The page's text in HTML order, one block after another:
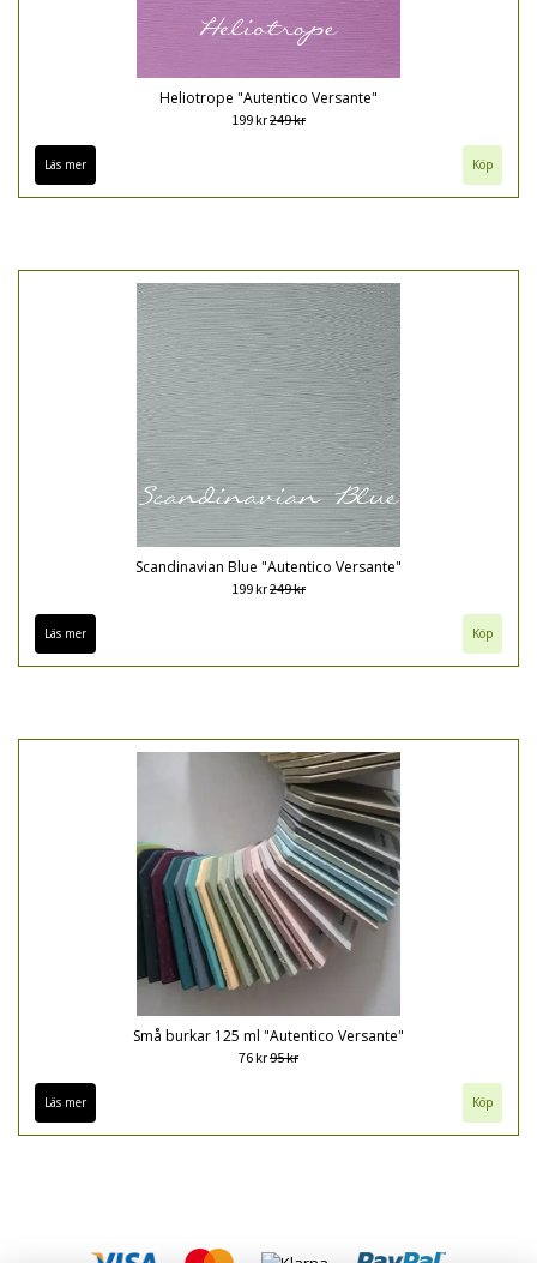
Heliotrope "Autentico Versante"
199 kr249 kr
Läs mer Köp
Scandinavian Blue "Autentico Versante"
199 kr249 kr
Läs mer Köp
Små burkar 125 ml "Autentico Versante"
76 kr95 kr
Läs mer Köp